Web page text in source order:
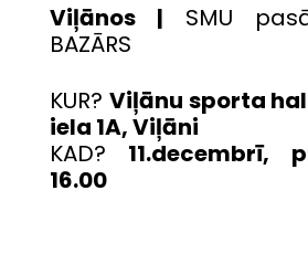
Viļānos | SMU
BAZĀRS
KUR? Viļānu sporta
iela 1A, Viļāni
KAD? 11.decembrī,
16.00